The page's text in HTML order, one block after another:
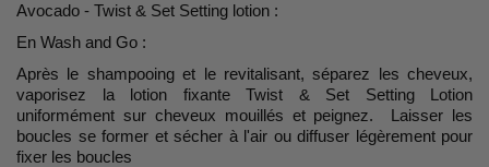
Avocado - Twist & Set Setting lotion :
En Wash and Go :
Après le shampooing et le revitalisant, séparez les cheveux,
vaporisez la lotion fixante Twist & Set Setting Lotion
uniformément sur cheveux mouillés et peignez. Laisser les
boucles se former et sécher à l'air ou diffuser légèrement pour
fixer les boucles